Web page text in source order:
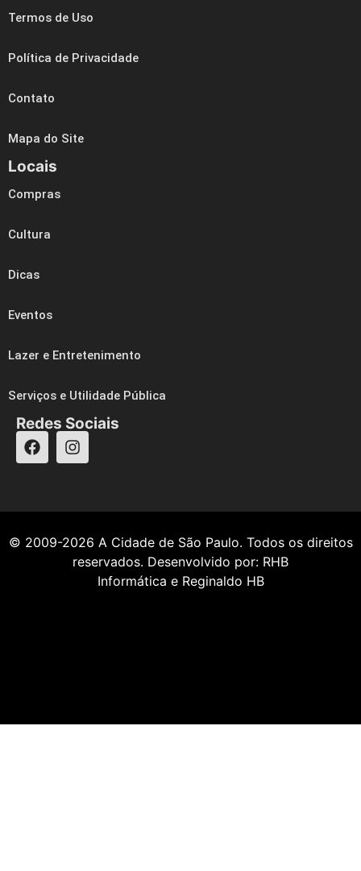
Termos de Uso
Política de Privacidade
Contato
Mapa do Site
Locais
Compras
Cultura
Dicas
Eventos
Lazer e Entretenimento
Serviços e Utilidade Pública
Redes Sociais
© 2009-2026 A Cidade de São Paulo. Todos os direitos
reservados. Desenvolvido por: RHB
Informática e Reginaldo HB